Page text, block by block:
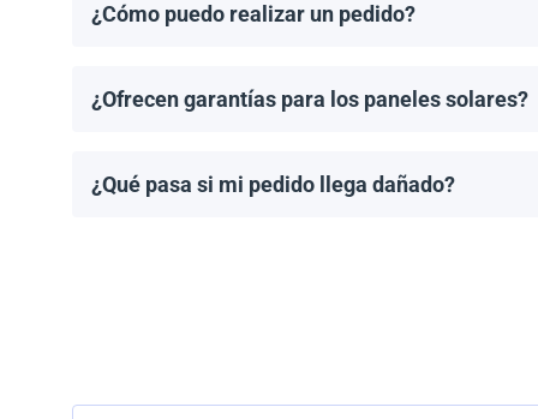
¿Cómo puedo realizar un pedido?
¿Ofrecen garantías para los paneles solares?
¿Qué pasa si mi pedido llega dañado?